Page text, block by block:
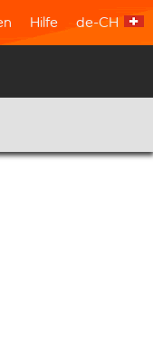
Hilfe de-CH